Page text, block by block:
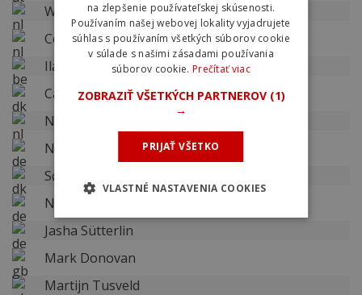
Wilco Kelderman
Cees Bol
Ilan Van Wilder
Casper Pedersen
Nils Eekhoff
Nico Denz
Søren Kragh Andersen
Nikias Arndt
Jasha Sütterlin
Mark Donovan
Martijn Tusveld
na zlepšenie používateľskej skúsenosti.
Používaním našej webovej lokality vyjadrujete
súhlas s používaním všetkých súborov cookie
v súlade s našimi zásadami používania
súborov cookie. Prečítať viac
ZOBRAZIŤ VŠETKÝCH PARTNEROV (1)
→
PRIJAŤ VŠETKO
VLASTNÉ NASTAVENIA COOKIES